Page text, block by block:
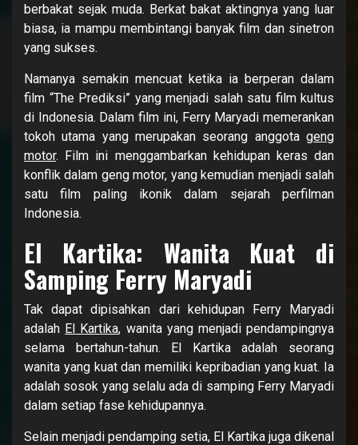
berbakat sejak muda. Berkat bakat aktingnya yang luar
biasa, ia mampu membintangi banyak film dan sinetron
yang sukses.
Namanya semakin mencuat ketika ia berperan dalam
film “The Prediksi” yang menjadi salah satu film kultus
di Indonesia. Dalam film ini, Ferry Maryadi memerankan
tokoh utama yang merupakan seorang anggota geng
motor. Film ini menggambarkan kehidupan keras dan
konflik dalam geng motor, yang kemudian menjadi salah
satu film paling ikonik dalam sejarah perfilman
Indonesia.
El Kartika: Wanita Kuat di
Samping Ferry Maryadi
Tak dapat dipisahkan dari kehidupan Ferry Maryadi
adalah El Kartika, wanita yang menjadi pendampingnya
selama bertahun-tahun. El Kartika adalah seorang
wanita yang kuat dan memiliki kepribadian yang kuat. Ia
adalah sosok yang selalu ada di samping Ferry Maryadi
dalam setiap fase kehidupannya.
Selain menjadi pendamping setia, El Kartika juga dikenal